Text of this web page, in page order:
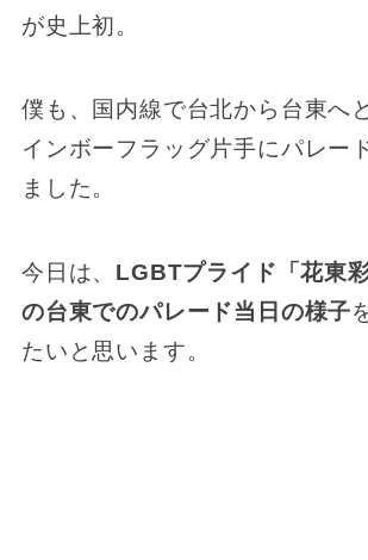
が史上初。
僕も、国内線で台北から台東へ
インボーフラッグ片手にパレー
ました。
今日は、 LGBTプライド「花東
の台東でのパレード当日の様子
たいと思います。